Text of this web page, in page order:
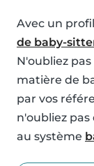
Avec un
de baby-
N'oubliez
matière de
par vos
n'oubliez
au système